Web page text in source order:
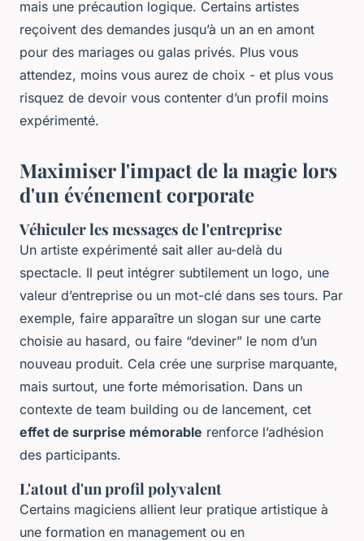
mais une précaution logique. Certains artistes
reçoivent des demandes jusqu’à un an en amont
pour des mariages ou galas privés. Plus vous
attendez, moins vous aurez de choix - et plus vous
risquez de devoir vous contenter d’un profil moins
expérimenté.
Maximiser l'impact de la magie lors
d'un événement corporate
Véhiculer les messages de l'entreprise
Un artiste expérimenté sait aller au-delà du
spectacle. Il peut intégrer subtilement un logo, une
valeur d’entreprise ou un mot-clé dans ses tours. Par
exemple, faire apparaître un slogan sur une carte
choisie au hasard, ou faire “deviner” le nom d’un
nouveau produit. Cela crée une surprise marquante,
mais surtout, une forte mémorisation. Dans un
contexte de team building ou de lancement, cet
effet de surprise mémorable renforce l’adhésion
des participants.
L'atout d'un profil polyvalent
Certains magiciens allient leur pratique artistique à
une formation en management ou en